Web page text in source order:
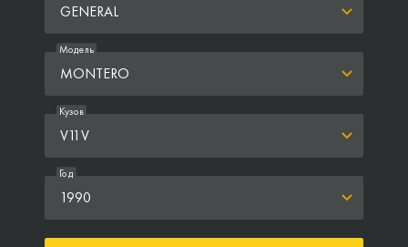
GENERAL
MONTERO
Модель
V11V
Кузов
1990
Год